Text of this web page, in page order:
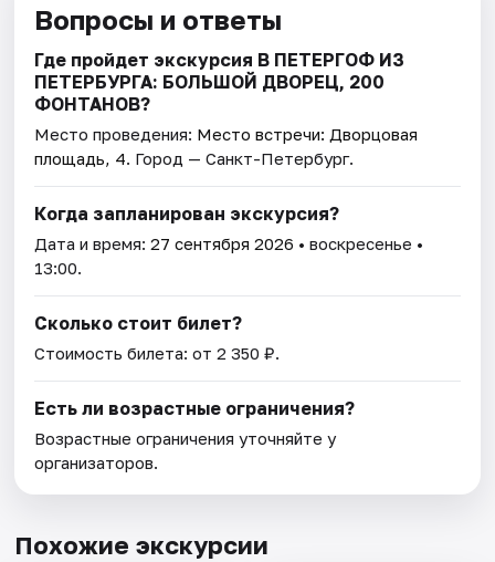
Вопросы и ответы
Где пройдет экскурсия В ПЕТЕРГОФ ИЗ
ПЕТЕРБУРГА: БОЛЬШОЙ ДВОРЕЦ, 200
ФОНТАНОВ?
Место проведения: Место встречи: Дворцовая
площадь, 4. Город — Санкт-Петербург.
Когда запланирован экскурсия?
Дата и время:27 сентября 2026 • воскресенье •
13:00.
Сколько стоит билет?
Стоимость билета: от 2 350 ₽.
Есть ли возрастные ограничения?
Возрастные ограничения уточняйте у
организаторов.
Похожие экскурсии